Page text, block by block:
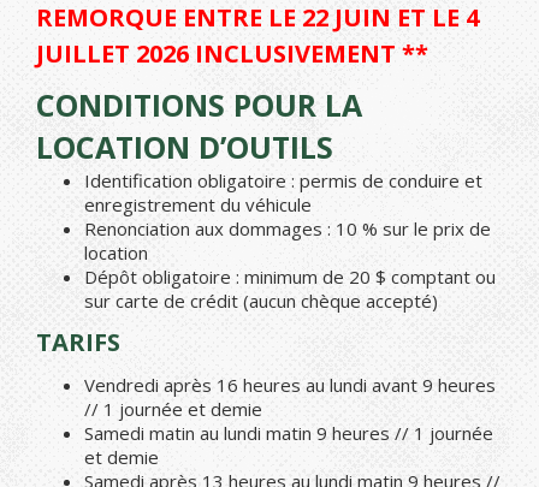
REMORQUE ENTRE LE 22 JUIN ET LE 4
JUILLET 2026 INCLUSIVEMENT **
CONDITIONS POUR LA
LOCATION D’OUTILS
Identification obligatoire : permis de conduire et
enregistrement du véhicule
Renonciation aux dommages : 10 % sur le prix de
location
Dépôt obligatoire : minimum de 20 $ comptant ou
sur carte de crédit (aucun chèque accepté)
TARIFS
Vendredi après 16 heures au lundi avant 9 heures
// 1 journée et demie
Samedi matin au lundi matin 9 heures // 1 journée
et demie
Samedi après 13 heures au lundi matin 9 heures //